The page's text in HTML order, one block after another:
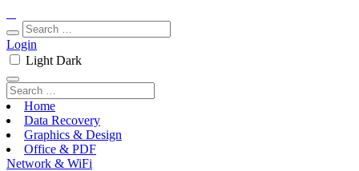
Login
Light Dark
Home
Data Recovery
Graphics & Design
Office & PDF
Network & WiFi